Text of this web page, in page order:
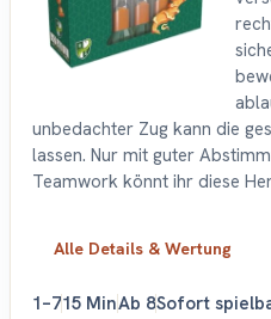
unbedachter Zug kann die
lassen. Nur mit guter
Teamwork könnt ihr diese
Alle Details & Wertung
1–715 MinAb 8Sofort